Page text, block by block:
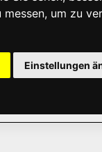
um zu
Einstellungen